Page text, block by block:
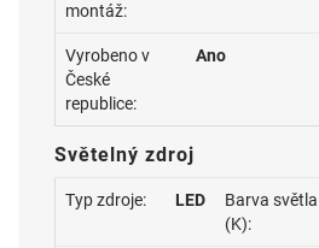
montáž:
Vyrobeno v
České
republice:
Ano
Světelný zdroj
Typ zdroje: LED
Barva světla
(K):